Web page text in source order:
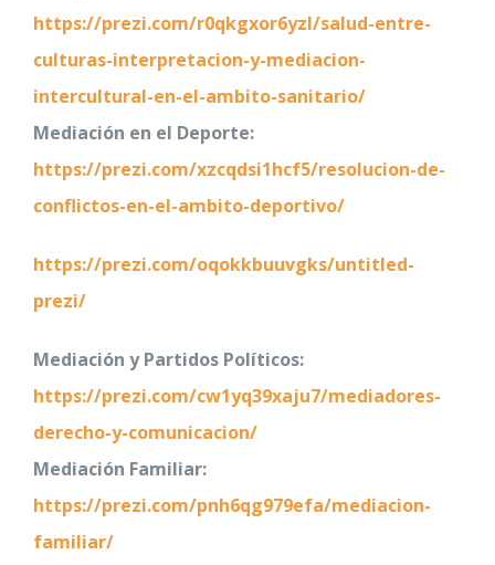
https://prezi.com/r0qkgxor6yzl/salud-entre-
culturas-interpretacion-y-mediacion-
intercultural-en-el-ambito-sanitario/
Mediación en el Deporte:
https://prezi.com/xzcqdsi1hcf5/resolucion-de-
conflictos-en-el-ambito-deportivo/
https://prezi.com/oqokkbuuvgks/untitled-
prezi/
Mediación y Partidos Políticos:
https://prezi.com/cw1yq39xaju7/mediadores-
derecho-y-comunicacion/
Mediación Familiar:
https://prezi.com/pnh6qg979efa/mediacion-
familiar/